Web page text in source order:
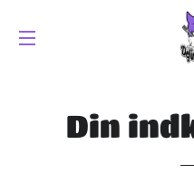
Din